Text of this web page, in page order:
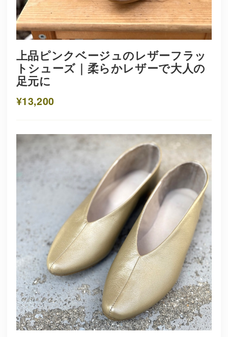
上品ピンクベージュのレザーフラッ
トシューズ｜柔らかレザーで大人の
足元に
¥13,200